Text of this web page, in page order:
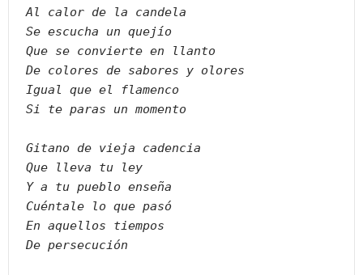
Al calor de la candela
Se escucha un quejío
Que se convierte en llanto
De colores de sabores y olores
Igual que el flamenco
Si te paras un momento
Gitano de vieja cadencia
Que lleva tu ley
Y a tu pueblo enseña
Cuéntale lo que pasó
En aquellos tiempos
De persecución